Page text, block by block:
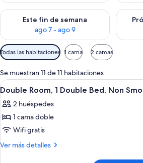
Este fin de semana
ago 7 - ago 9
Consulta la disponibilidad para este
Filtros
disponibles
para
las
habitaciones
Todas las habitaciones 1 cama 2 camas
Se muestran 11 de 11 habitaciones
Abrir
todas
las
fotos
de
Double
Una
3
Double Room, 1 Double Bed, Non
2 huéspedes
1 cama doble
Wifi gratis
Ver más detalles
Más